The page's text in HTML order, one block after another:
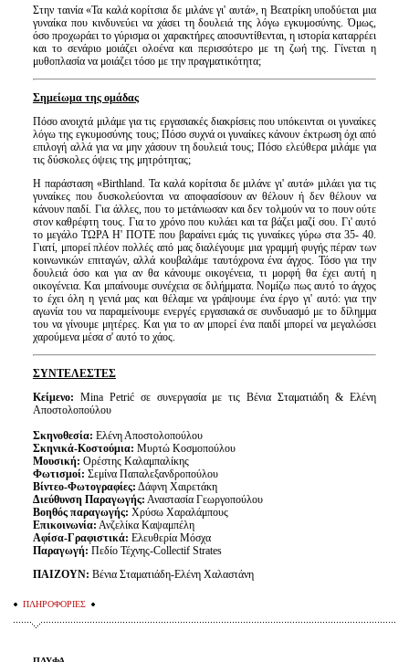
Στην ταινία «Τα καλά κορίτσια δε μιλάνε γι' αυτά», η Βεατρίκη υποδύεται μια
γυναίκα που κινδυνεύει να χάσει τη δουλειά της λόγω εγκυμοσύνης. Όμως,
όσο προχωράει το γύρισμα οι χαρακτήρες αποσυντίθενται, η ιστορία καταρρέει
και το σενάριο μοιάζει ολοένα και περισσότερο με τη ζωή της. Γίνεται η
μυθοπλασία να μοιάζει τόσο με την πραγματικότητα;
Σημείωμα της ομάδας
Πόσο ανοιχτά μιλάμε για τις εργασιακές διακρίσεις που υπόκεινται οι γυναίκες
λόγω της εγκυμοσύνης τους; Πόσο συχνά οι γυναίκες κάνουν έκτρωση όχι από
επιλογή αλλά για να μην χάσουν τη δουλειά τους; Πόσο ελεύθερα μιλάμε για
τις δύσκολες όψεις της μητρότητας;
Η παράσταση «Birthland. Τα καλά κορίτσια δε μιλάνε γι' αυτά» μιλάει για τις
γυναίκες που δυσκολεύονται να αποφασίσουν αν θέλουν ή δεν θέλουν να
κάνουν παιδί. Για άλλες, που το μετάνιωσαν και δεν τολμούν να το πουν ούτε
στον καθρέφτη τους. Για το χρόνο που κυλάει και τα βάζει μαζί σου. Γι' αυτό
το μεγάλο ΤΩΡΑ Η' ΠΟΤΕ που βαραίνει εμάς τις γυναίκες γύρω στα 35- 40.
Γιατί, μπορεί πλέον πολλές από μας διαλέγουμε μια γραμμή φυγής πέραν των
κοινωνικών επιταγών, αλλά κουβαλάμε ταυτόχρονα ένα άγχος. Τόσο για την
δουλειά όσο και για αν θα κάνουμε οικογένεια, τι μορφή θα έχει αυτή η
οικογένεια. Και μπαίνουμε συνέχεια σε διλήμματα. Νομίζω πως αυτό το άγχος
το έχει όλη η γενιά μας και θέλαμε να γράψουμε ένα έργο γι' αυτό: για την
αγωνία του να παραμείνουμε ενεργές εργασιακά σε συνδυασμό με το δίλημμα
του να γίνουμε μητέρες. Και για το αν μπορεί ένα παιδί μπορεί να μεγαλώσει
χαρούμενα μέσα σ' αυτό το χάος.
ΣΥΝΤΕΛΕΣΤΕΣ
Κείμενο: Mina Petrić σε συνεργασία με τις Βένια Σταματιάδη & Ελένη
Αποστολοπούλου
Σκηνοθεσία: Ελένη Αποστολοπούλου
Σκηνικά-Κοστούμια: Μυρτώ Κοσμοπούλου
Μουσική: Ορέστης Καλαμπαλίκης
Φωτισμοί: Σεμίνα Παπαλεξανδροπούλου
Βίντεο-Φωτογραφίες: Δάφνη Χαιρετάκη
Διεύθυνση Παραγωγής: Αναστασία Γεωργοπούλου
Βοηθός παραγωγής: Χρύσω Χαραλάμπους
Επικοινωνία: Ανζελίκα Καψαμπέλη
Αφίσα-Γραφιστικά: Ελευθερία Μόσχα
Παραγωγή: Πεδίο Τέχνης-Collectif Strates
ΠΑΙΖΟΥΝ: Βένια Σταματιάδη-Ελένη Χαλαστάνη
ΠΛΗΡΟΦΟΡΙΕΣ